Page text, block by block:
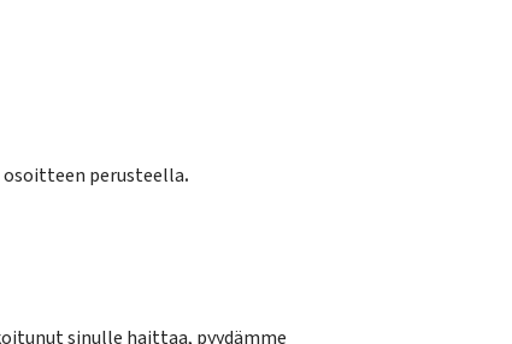
perusteella.
sinulle haittaa, pyydämme